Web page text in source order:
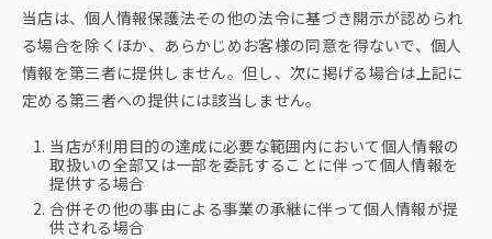
当店は、個人情報保護法その他の法令に基づき開示が認められ
る場合を除くほか、あらかじめお客様の同意を得ないで、個人
情報を第三者に提供しません。但し、次に掲げる場合は上記に
定める第三者への提供には該当しません。
当店が利用目的の達成に必要な範囲内において個人情報の
取扱いの全部又は一部を委託することに伴って個人情報を
提供する場合
合併その他の事由による事業の承継に伴って個人情報が提
供される場合